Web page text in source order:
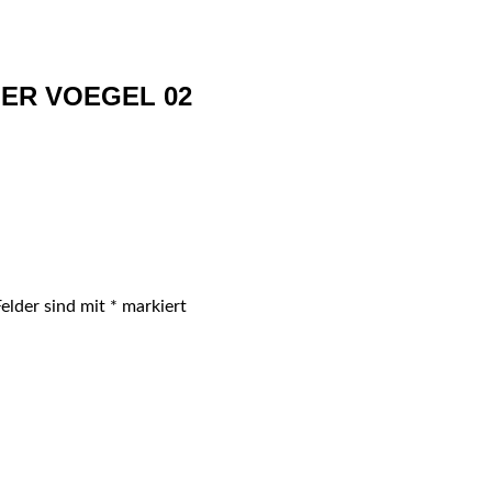
VOEGEL 02
sind mit * markiert